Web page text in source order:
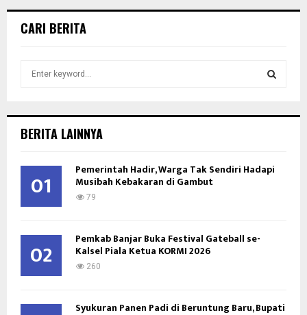
CARI BERITA
h
o
BERITA LAINNYA
01 Pemerintah Hadir, Warga Tak Sendiri Hadapi
Musibah Kebakaran di Gambut
79
02 Pemkab Banjar Buka Festival Gateball se-
Kalsel Piala Ketua KORMI 2026
260
Syukuran Panen Padi di Beruntung Baru, Bupati